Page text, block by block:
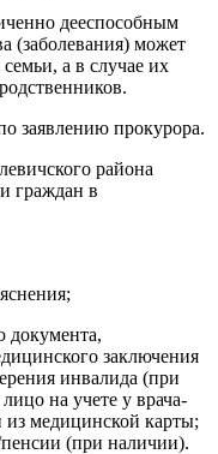
дееспособным
(заболевания) может
а в случае их
заявлению прокурора.
района
граждан в
документа,
заключения
инвалида (при
на учете у врача-
из медицинской карты;
пенсии (при наличии).